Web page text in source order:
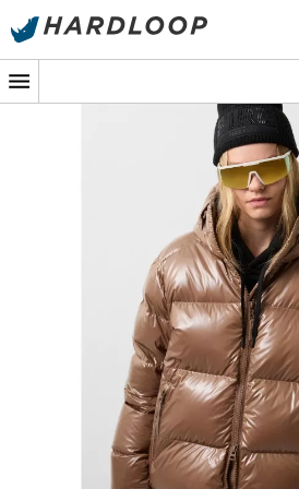
Zomeraanbiedingen 🔥 -5% EXTRA
Op de top van een berg of tijdens
Vally-D donsjack
uw ideale metgezel. Dankzij de
vernuftige mix
technische vezelshoudt het u
bewegingsvrijheid te
bedrukte ontwerp van dit
outdoor garderobe en
op meesterlijke wijze.
is niet alleen mooi,
verstelbare capuchonbent u
van het weer te trotseren. De
staat de ventilatie naar wens aan